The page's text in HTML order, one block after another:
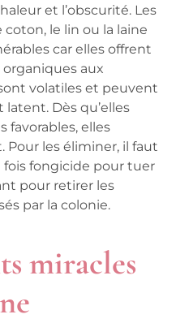
et l’obscurité. Les
le lin ou la laine
car elles offrent
aux
volatiles et peuvent
latent. Dès qu’elles
elles
Pour les éliminer, il faut
fongicide pour tuer
pour retirer les
par la colonie.
miracles